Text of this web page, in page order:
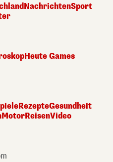
NachrichtenSport
Heute Games
RezepteGesundheit
MotorReisenVideo